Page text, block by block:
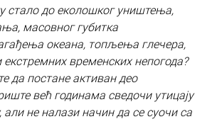
стало до еколошког уништења,
масовног губитка
океана, топљења глечера,
временских непогода?
да постане активан део
већ годинама сведочи утицају
али не налази начин да се суочи са